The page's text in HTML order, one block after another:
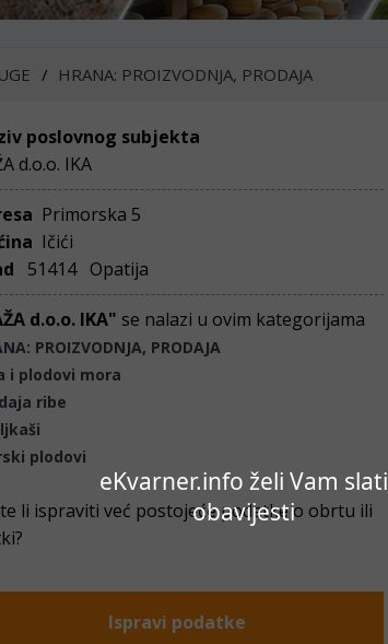
eKvarner.info želi Vam slati
obavijesti
HRANA: PROIZVODNJA, PRODAJA
poslovnog subjekta
d.o.o. IKA
Primorska 5
Ičići
51414 Opatija
d.o.o. IKA" se nalazi u ovim kategorijama
PROIZVODNJA, PRODAJA
i plodovi mora
ribe
plodovi
li ispraviti već postojeće podatke o obrtu ili
Ispravi podatke